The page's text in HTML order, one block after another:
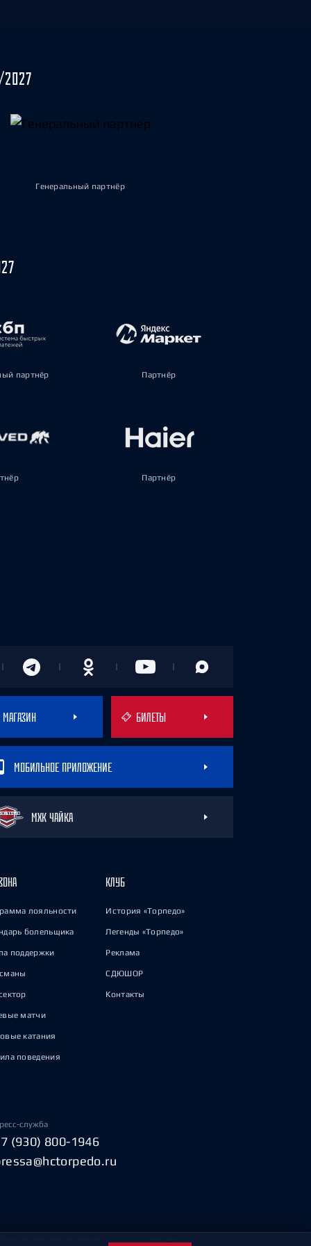
Генеральный партнёр
партнёр Партнёр
Партнёр
МАГАЗИН БИЛЕТЫ
МОБИЛЬНОЕ ПРИЛОЖЕНИЕ
МХК ЧАЙКА
лояльности
болельщика
поддержки
матчи
катания
поведения
КЛУБ
История «Торпедо»
Легенды «Торпедо»
Реклама
СДЮШОР
Контакты
служба
(930) 800-1946